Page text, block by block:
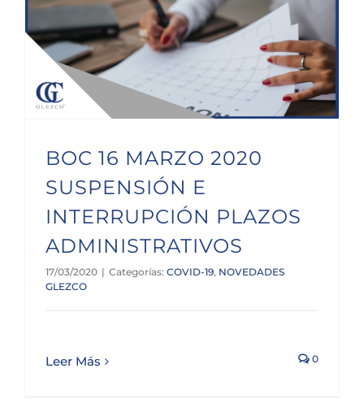
BOC 16 MARZO 2020
SUSPENSIÓN E
INTERRUPCIÓN PLAZOS
ADMINISTRATIVOS
17/03/2020 | Categorías: COVID-19, NOVEDADES
GLEZCO
Leer Más 0